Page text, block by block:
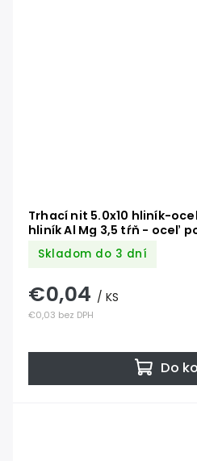
Trhací nit 5.0x10 hliník-
hliník Al Mg 3,5 tŕň - oceľ
Skladom do 3 dní
€0,03 bez DPH
€0,04 / KS
Do